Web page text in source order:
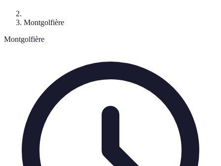
Montgolfière
Montgolfière